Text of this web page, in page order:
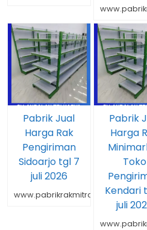
Pabrik Jual
Harga Rak
Pengiriman
Sidoarjo tgl 7
juli 2026
www.pabrikrakmitrarakindo.com
Pabrik
Harga
Toko
Kendari
juli